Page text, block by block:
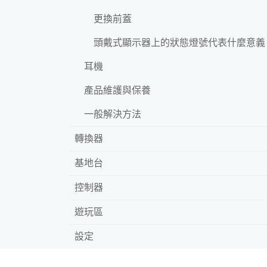
更換前蓋
頭戴式顯示器上的狀態燈號代表什麼意義
耳機
產品維護與保養
一般解決方法
轉換器
基地台
控制器
遊玩區
設定